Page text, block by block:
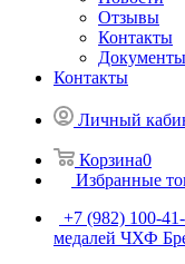
Отзывы
Контакты
Документы
Контакты
Личный
Корзина0
Избранные
+7 (982) 100-
медалей ЧХФ